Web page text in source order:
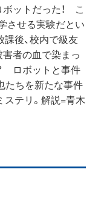
ットだった！ こ
させる実験だとい
後、校内で級友
害者の血で染まっ
ロボットと事件
ちを新たな事件
テリ。解説=青木